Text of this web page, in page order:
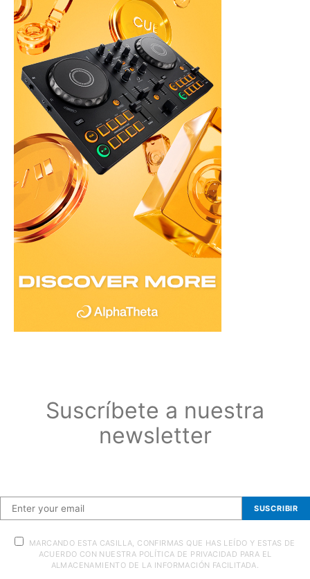
Suscríbete a nuestra
newsletter
SUSCRIBIR
MARCANDO ESTA CASILLA, CONFIRMAS QUE HAS LEÍDO Y ESTAS DE
ACUERDO CON NUESTRA POLÍTICA DE PRIVACIDAD PARA EL
ALMACENAMIENTO DE LA INFORMACIÓN FACILITADA.